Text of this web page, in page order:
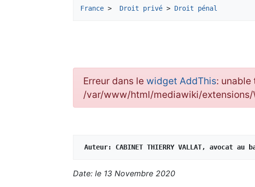
France > Droit privé > Droit pénal
Erreur dans le widget AddThis:
/var/www/html/mediawiki/
Auteur: CABINET THIERRY VALLAT, avocat au
Date: le 13 Novembre 2020